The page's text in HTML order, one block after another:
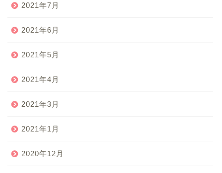
2021年7月
2021年6月
2021年5月
2021年4月
2021年3月
2021年1月
2020年12月